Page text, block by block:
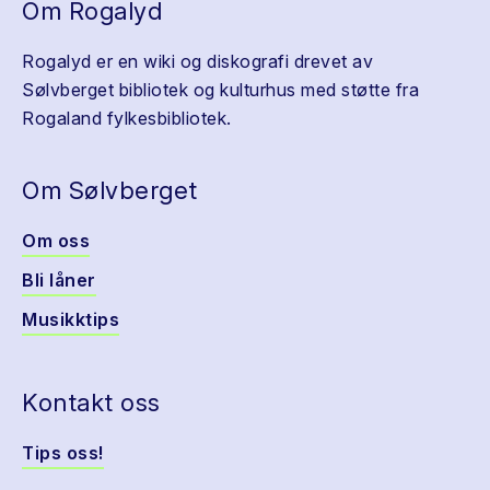
Om Rogalyd
Rogalyd er en wiki og diskografi drevet av
Sølvberget bibliotek og kulturhus med støtte fra
Rogaland fylkesbibliotek.
Om Sølvberget
Om oss
Bli låner
Musikktips
Kontakt oss
Tips oss!